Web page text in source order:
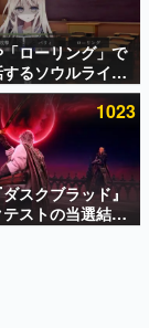
万以上！ などな
身の“殿堂入り”記
ローリング」で
るソウルライク
早川さんはソウ
公開。返事に失
DIED」
1023
スクブラッド』
ストの当選結果
に発表。応募サイ